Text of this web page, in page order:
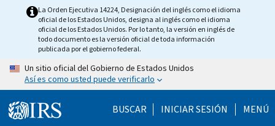
La Orden Ejecutiva 14224, Designación del inglés como el idioma
oficial de los Estados Unidos, designa al inglés como el idioma
oficial de los Estados Unidos. Por lo tanto, la versión en inglés de
todo documento es la versión oficial de toda información
publicada por el gobierno federal.
Un sitio oficial del Gobierno de Estados Unidos
Así es como usted puede verificarlo
BUSCAR INICIAR SESIÓN MENÚ